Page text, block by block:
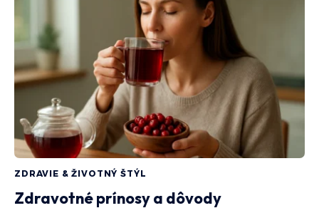
ZDRAVIE & ŽIVOTNÝ ŠTÝL
Zdravotné prínosy a dôvody